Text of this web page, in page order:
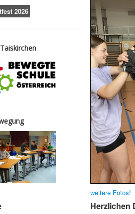
2026
weitere Fotos!
Herzlichen